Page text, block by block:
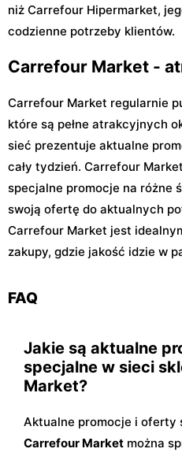
niż Carrefour Hipermarket,
codzienne potrzeby klientów.
Carrefour Market -
Carrefour Market regularnie
które są pełne atrakcyjnych
sieć prezentuje aktualne
cały tydzień. Carrefour
specjalne promocje na różne
swoją ofertę do aktualnych
Carrefour Market jest
zakupy, gdzie jakość idzie w
FAQ
Jakie są aktualne
specjalne w sieci
Market?
Aktualne promocje i oferty
Carrefour Market można